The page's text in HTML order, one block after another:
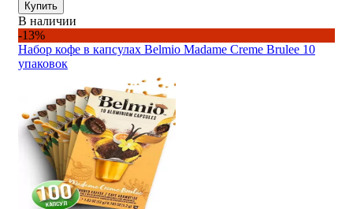
Купить
В наличии
-13%
Набор кофе в капсулах Belmio Madame Creme Brulee 10
упаковок